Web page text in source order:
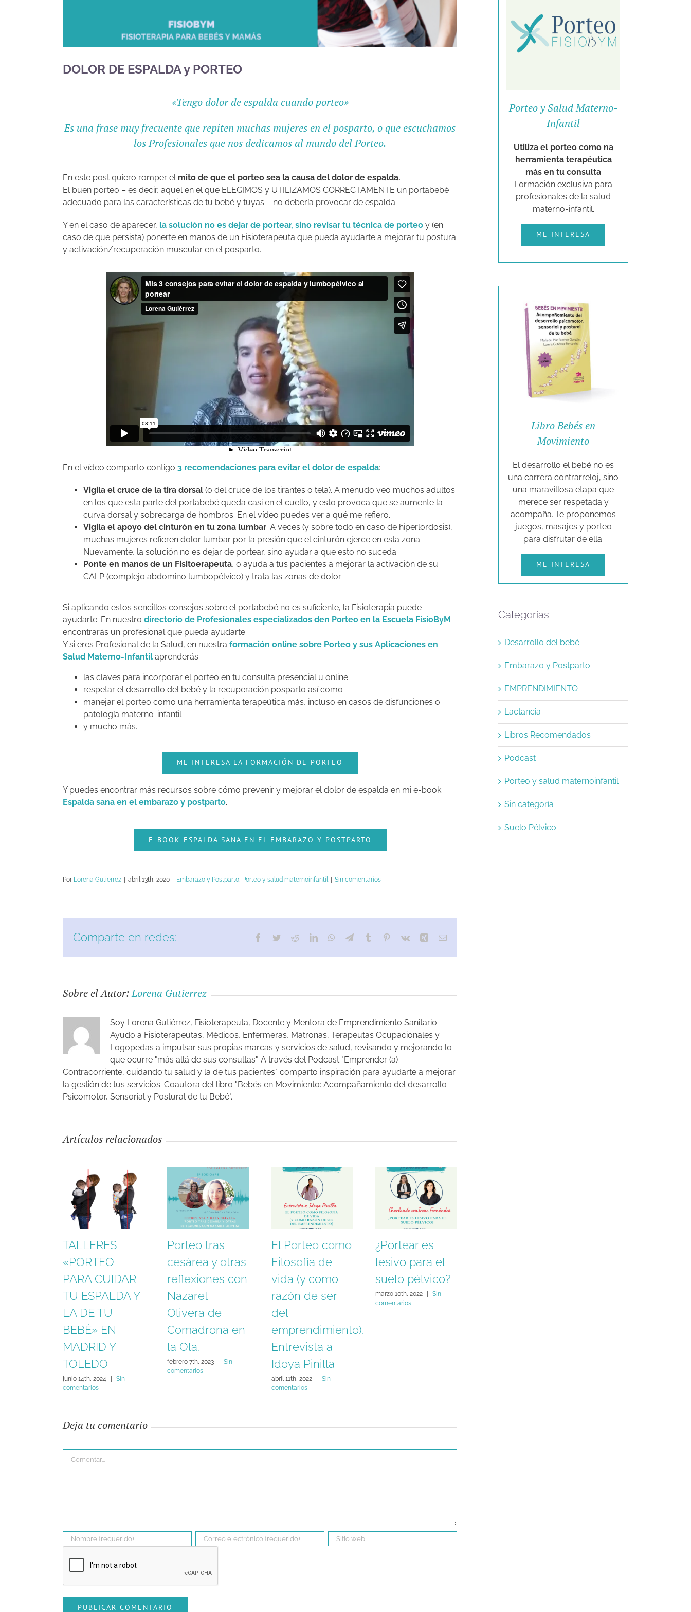
DOLOR DE ESPALDA y PORTEO
«Tengo dolor de espalda cuando porteo»
Es una frase muy frecuente que repiten muchas mujeres en el posparto, o que escuchamos
los Profesionales que nos dedicamos al mundo del Porteo.
En este post quiero romper el mito de que el porteo sea la causa del dolor de espalda.
El buen porteo – es decir, aquel en el que ELEGIMOS y UTILIZAMOS CORRECTAMENTE un portabebé
adecuado para las características de tu bebé y tuyas – no debería provocar de espalda.
Y en el caso de aparecer, la solución no es dejar de portear, sino revisar tu técnica de porteo y (en
caso de que persista) ponerte en manos de un Fisioterapeuta que pueda ayudarte a mejorar tu postura
y activación/recuperación muscular en el posparto.
En el vídeo comparto contigo 3 recomendaciones para evitar el dolor de espalda:
Vigila el cruce de la tira dorsal (o del cruce de los tirantes o tela). A menudo veo muchos adultos
en los que esta parte del portabebé queda casi en el cuello, y esto provoca que se aumente la
curva dorsal y sobrecarga de hombros. En el vídeo puedes ver a qué me refiero.
Vigila el apoyo del cinturón en tu zona lumbar. A veces (y sobre todo en caso de hiperlordosis),
muchas mujeres refieren dolor lumbar por la presión que el cinturón ejerce en esta zona.
Nuevamente, la solución no es dejar de portear, sino ayudar a que esto no suceda.
Ponte en manos de un Fisitoerapeuta, o ayuda a tus pacientes a mejorar la activación de su
CALP (complejo abdomino lumbopélvico) y trata las zonas de dolor.
Si aplicando estos sencillos consejos sobre el portabebé no es suficiente, la Fisioterapia puede
ayudarte. En nuestro directorio de Profesionales especializados den Porteo en la Escuela FisioByM
encontrarás un profesional que pueda ayudarte.
Y si eres Profesional de la Salud, en nuestra formación online sobre Porteo y sus Aplicaciones en
Salud Materno-Infantil aprenderás:
las claves para incorporar el porteo en tu consulta presencial u online
respetar el desarrollo del bebé y la recuperación posparto así como
manejar el porteo como una herramienta terapeútica más, incluso en casos de disfunciones o
patología materno-infantil
y mucho más.
ME INTERESA LA FORMACIÓN DE PORTEO
Y puedes encontrar más recursos sobre cómo prevenir y mejorar el dolor de espalda en mi e-book
Espalda sana en el embarazo y postparto.
E-BOOK ESPALDA SANA EN EL EMBARAZO Y POSTPARTO
Por Lorena Gutierrez abril 13th, 2020 Embarazo y Postparto, Porteo y salud maternoinfantil Sin comentarios
Comparte en redes: Facebook
TwitterRedditLinkedInWhatsApp
TelegramTumblr Pinterest
Vk Xing Correo
Sobre el Autor:Lorena Gutierrez
Soy Lorena Gutiérrez, Fisioterapeuta, Docente y Mentora de Emprendimiento Sanitario.
Ayudo a Fisioterapeutas, Médicos, Enfermeras, Matronas, Terapeutas Ocupacionales y
Logopedas a impulsar sus propias marcas y servicios de salud, revisando y mejorando lo
que ocurre "más allá de sus consultas". A través del Podcast "Emprender (a)
Contracorriente, cuidando tu salud y la de tus pacientes" comparto inspiración para ayudarte a mejorar
la gestión de tus servicios. Coautora del libro "Bebés en Movimiento: Acompañamiento del desarrollo
Psicomotor, Sensorial y Postural de tu Bebé".
Artículos relacionados
TALLERES
«PORTEO
PARA CUIDAR
TU ESPALDA Y
LA DE TU
BEBÉ» EN
MADRID Y
TOLEDO
junio 14th, 2024
Sin
comentarios
Porteo tras
cesárea y otras
reflexiones con
Nazaret
Olivera de
Comadrona en
la Ola.
febrero 7th, 2023
Sin
comentarios
El Porteo como
Filosofía de
vida (y como
razón de ser
del
emprendimiento).
Entrevista a
Idoya Pinilla
abril 11th, 2022
Sin
comentarios
¿Portear es
lesivo para el
suelo pélvico?
marzo 10th, 2022
Sin
comentarios
Deja tu comentario
Porteo y Salud Materno-
Infantil
Utiliza el porteo como na
herramienta terapéutica
más en tu consulta
Formación exclusiva para
profesionales de la salud
materno-infantil.
ME INTERESA
Libro Bebés en
Movimiento
El desarrollo el bebé no es
una carrera contrarreloj, sino
una maravillosa etapa que
merece ser respetada y
acompaña. Te proponemos
juegos, masajes y porteo
para disfrutar de ella.
ME INTERESA
Categorías
Desarrollo del bebé
Embarazo y Postparto
EMPRENDIMIENTO
Lactancia
Libros Recomendados
Podcast
Porteo y salud maternoinfantil
Sin categoría
Suelo Pélvico